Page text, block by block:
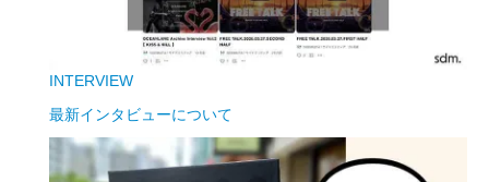
INTERVIEW
最新インタビューについて